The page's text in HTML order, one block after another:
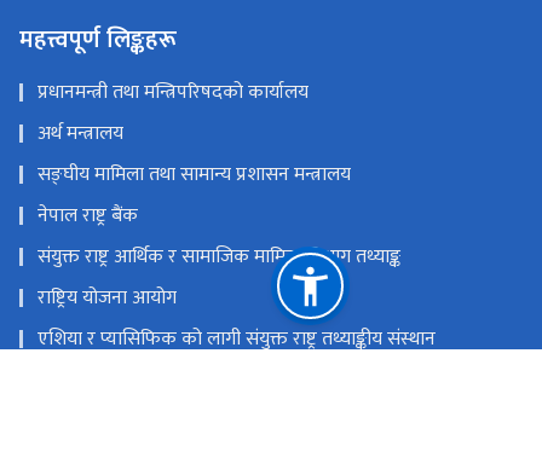
महत्त्वपूर्ण लिङ्कहरू
प्रधानमन्त्री तथा मन्त्रिपरिषदको कार्यालय
अर्थ मन्त्रालय
सङ्‍घीय मामिला तथा सामान्य प्रशासन मन्त्रालय
नेपाल राष्ट्र बैंक
संयुक्त राष्ट्र आर्थिक र सामाजिक मामिला विभाग तथ्याङ्क
राष्ट्रिय योजना आयोग
एशिया र प्यासिफिक को लागी संयुक्त राष्ट्र तथ्याङ्कीय संस्थान